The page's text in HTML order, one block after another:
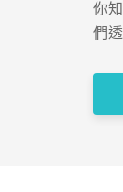
你
們